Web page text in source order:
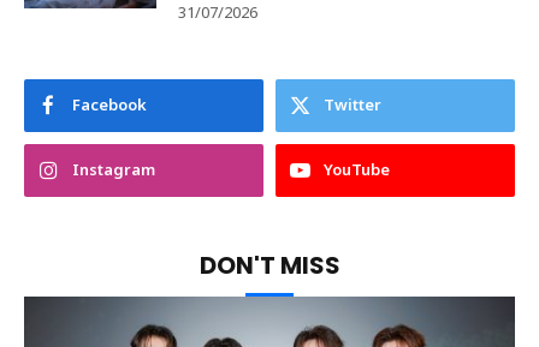
31/07/2026
Facebook Twitter
Instagram YouTube
DON'T MISS